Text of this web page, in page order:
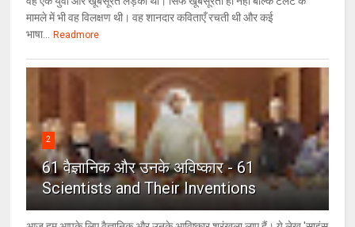
मामले में भी वह विलक्षण थी। वह शानदार कविताएँ रचती थी और कई
भाषा...
Readmore
2
61 वैज्ञानिक और उनके अविष्कार - 61
Scientists and Their Inventions